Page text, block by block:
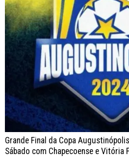
Grande Final da Copa
Sábado com Chapecoense e Vitória